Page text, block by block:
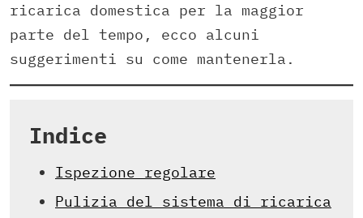
ricarica domestica per la maggior
parte del tempo, ecco alcuni
suggerimenti su come mantenerla.
Indice
Ispezione regolare
Pulizia del sistema di ricarica